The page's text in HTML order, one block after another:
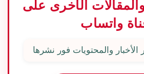
والمقالات الأخرى على
واتساب
والمحتويات فور نشرها